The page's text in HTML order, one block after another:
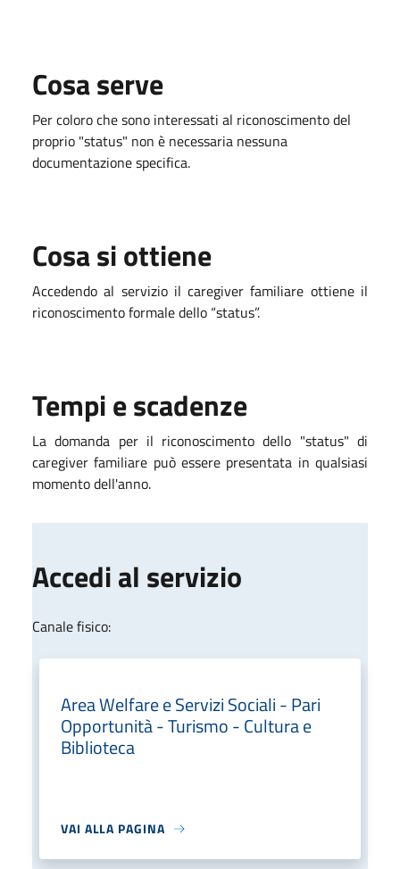
Cosa serve
Per coloro che sono interessati al riconoscimento del
proprio "status" non è necessaria nessuna
documentazione specifica.
Cosa si ottiene
Accedendo al servizio il caregiver familiare ottiene il
riconoscimento formale dello “status”.
Tempi e scadenze
La domanda per il riconoscimento dello "status" di
caregiver familiare può essere presentata in qualsiasi
momento dell'anno.
Accedi al servizio
Canale fisico:
Area Welfare e Servizi Sociali - Pari
Opportunità - Turismo - Cultura e
Biblioteca
VAI ALLA PAGINA